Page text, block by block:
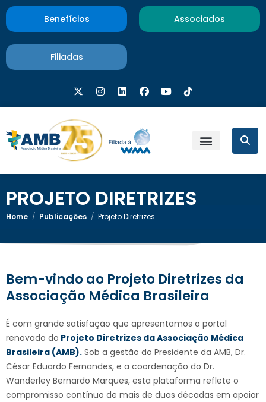
Benefícios Associados
Filiadas
PROJETO DIRETRIZES
Home / Publicações / Projeto Diretrizes
Bem-vindo ao Projeto Diretrizes da
Associação Médica Brasileira
É com grande satisfação que apresentamos o portal
renovado do Projeto Diretrizes da Associação Médica
Brasileira (AMB). Sob a gestão do Presidente da AMB, Dr.
César Eduardo Fernandes, e a coordenação do Dr.
Wanderley Bernardo Marques, esta plataforma reflete o
compromisso contínuo de mais de duas décadas em apoiar